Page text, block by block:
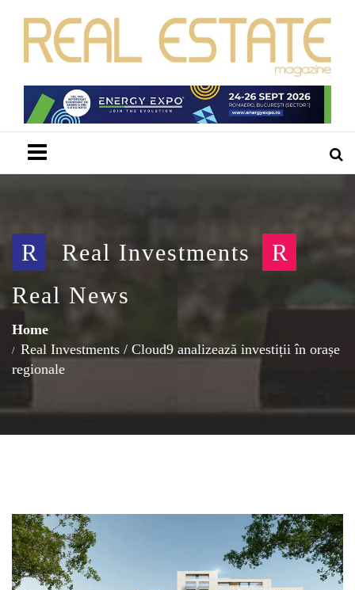
R Real Investments
R
Real News
Home
Real Investments / Cloud9 analizează investiții în orașe
regionale